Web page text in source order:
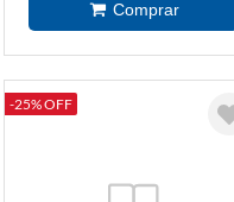
-25% OFF